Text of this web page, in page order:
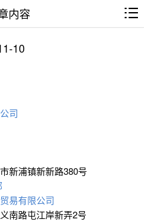
内容
10
司
新浦镇新新路380号
易有限公司
南路屯江岸新弄2号